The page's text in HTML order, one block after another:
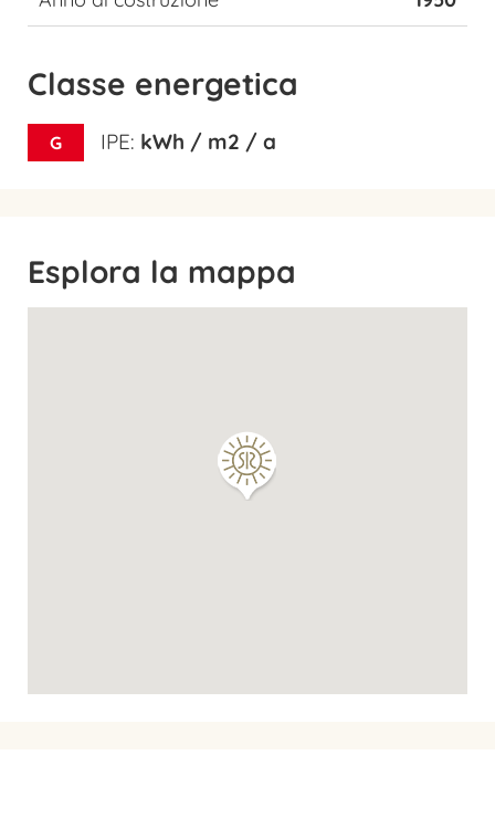
Classe energetica
G IPE: kWh / m2 / a
Esplora la mappa